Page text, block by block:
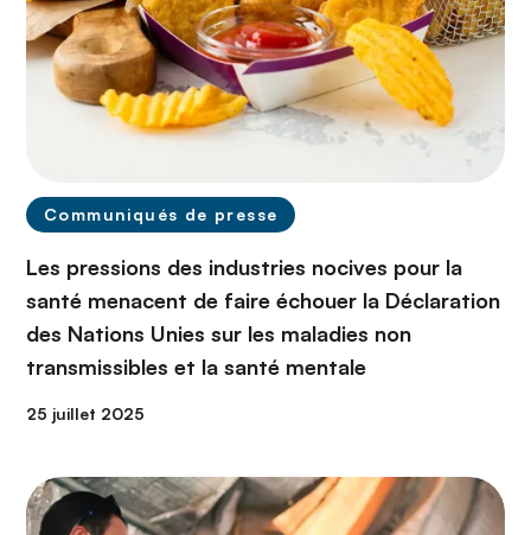
Communiqués de presse
Les pressions des industries nocives pour la
santé menacent de faire échouer la Déclaration
des Nations Unies sur les maladies non
transmissibles et la santé mentale
25 juillet 2025